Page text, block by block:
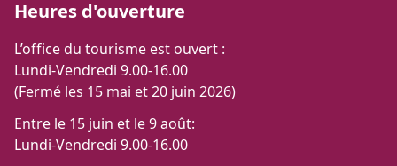
Heures d'ouverture
L’office du tourisme est ouvert :
Lundi-Vendredi 9.00-16.00
(Fermé les 15 mai et 20 juin 2026)
Entre le 15 juin et le 9 août:
Lundi-Vendredi 9.00-16.00